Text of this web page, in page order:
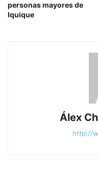
personas mayores de
Iquique
Álex
http://